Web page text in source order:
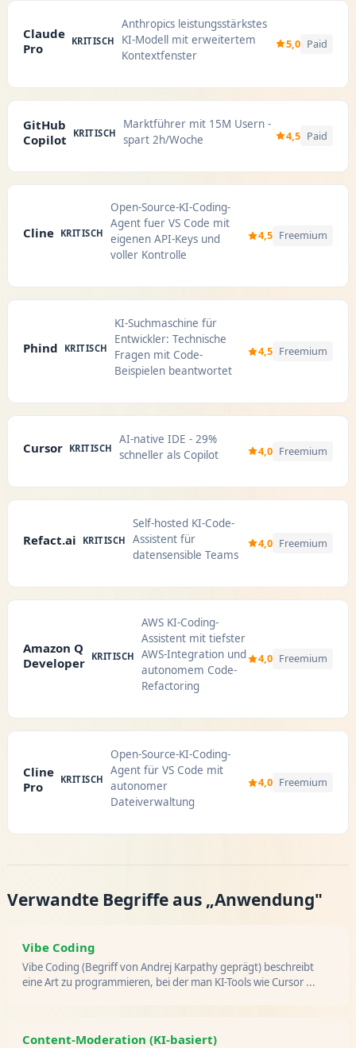
Claude
Pro
KRITISCH
Anthropics leistungsstärkstes
KI-Modell mit erweitertem
Kontextfenster
5,0 Paid
GitHub
Copilot
KRITISCH
Marktführer mit 15M Usern -
spart 2h/Woche
4,5 Paid
Cline KRITISCH
Open-Source-KI-Coding-
Agent fuer VS Code mit
eigenen API-Keys und
voller Kontrolle
4,5 Freemium
Phind KRITISCH
KI-Suchmaschine für
Entwickler: Technische
Fragen mit Code-
Beispielen beantwortet
4,5 Freemium
Cursor KRITISCH
AI-native IDE - 29%
schneller als Copilot
4,0 Freemium
Refact.ai KRITISCH
Self-hosted KI-Code-
Assistent für
datensensible Teams
4,0 Freemium
Amazon Q
Developer
KRITISCH
AWS KI-Coding-
Assistent mit tiefster
AWS-Integration und
autonomem Code-
Refactoring
4,0 Freemium
Cline
Pro
KRITISCH
Open-Source-KI-Coding-
Agent für VS Code mit
autonomer
Dateiverwaltung
4,0 Freemium
Verwandte Begriffe aus „Anwendung"
Vibe Coding
Vibe Coding (Begriff von Andrej Karpathy geprägt) beschreibt
eine Art zu programmieren, bei der man KI-Tools wie Cursor ...
Content-Moderation (KI-basiert)